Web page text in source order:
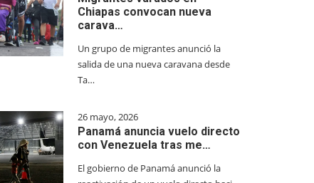
Chiapas convocan nueva
carava…
Un grupo de migrantes anunció la
salida de una nueva caravana desde
Ta…
26 mayo, 2026
Panamá anuncia vuelo directo
con Venezuela tras me…
El gobierno de Panamá anunció la